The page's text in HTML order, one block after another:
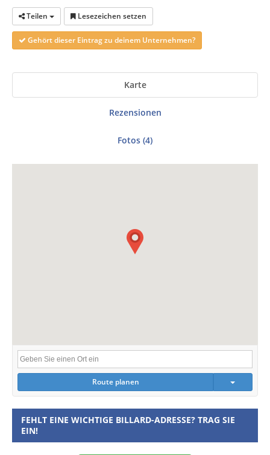
Teilen Lesezeichen setzen
Gehört dieser Eintrag zu deinem Unternehmen?
Karte
Rezensionen
Fotos (4)
Route planen
FEHLT EINE WICHTIGE BILLARD-ADRESSE? TRAG SIE
EIN!